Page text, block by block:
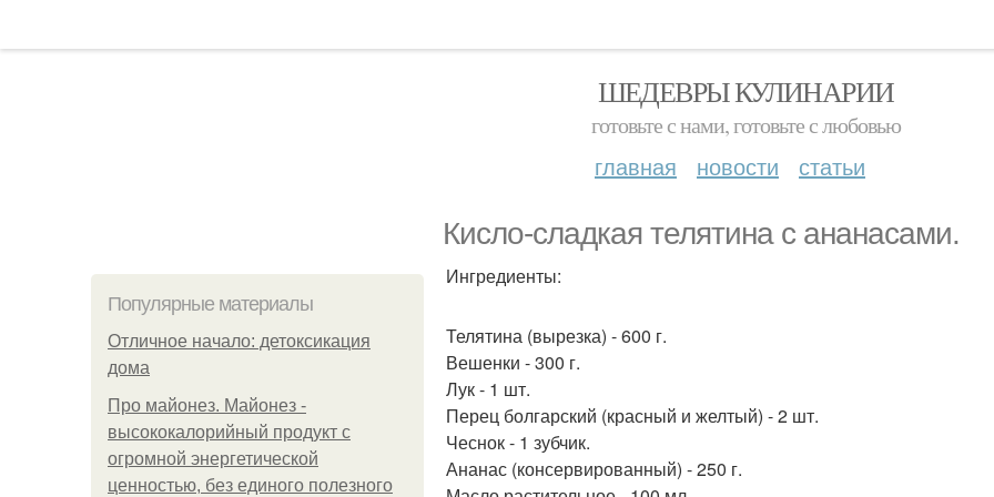
ШЕДЕВРЫ КУЛИНАРИИ
готовьте с нами, готовьте с любовью
главная новости статьи
Кисло-сладкая телятина с ананасами.
Популярные материалы
Отличное начало: детоксикация
дома
Про майонез. Майонез -
высококалорийный продукт с
огромной энергетической
ценностью, без единого полезного
Ингредиенты:
Телятина (вырезка) - 600 г.
Вешенки - 300 г.
Лук - 1 шт.
Перец болгарский (красный и желтый) - 2 шт.
Чеснок - 1 зубчик.
Ананас (консервированный) - 250 г.